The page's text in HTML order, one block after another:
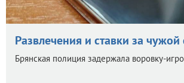
Развлечения и ставки за чужой
Брянская полиция задержала воровку-